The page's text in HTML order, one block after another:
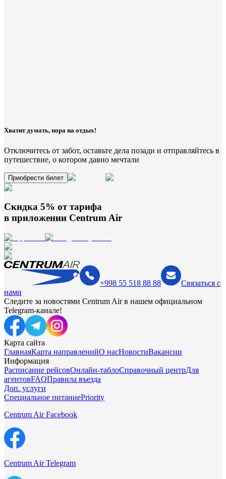
Хватит думать, пора на отдых!
Отключитесь от забот, оставьте дела позади и отправляйтесь в
путешествие, о котором давно мечтали
Приобрести билет
Скидка 5% от тарифа
в приложении Centrum Air
+998 55 518 88 88
Связаться с
нами
Следите за новостями Centrum Air в нашем официальном
Telegram-канале!
Карта сайта
ГлавнаяКарта направленийО насНовостиВакансии
Информация
Расписание рейсовОнлайн-таблоСправочный центрДля
агентовFAQПравила въезда
Доп. услуги
Специальное питаниеPriority
Centrum Air Facebook
Centrum Air Telegram